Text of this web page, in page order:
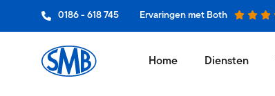
0186 - 618 745 Ervaringen met Both
Home Diensten